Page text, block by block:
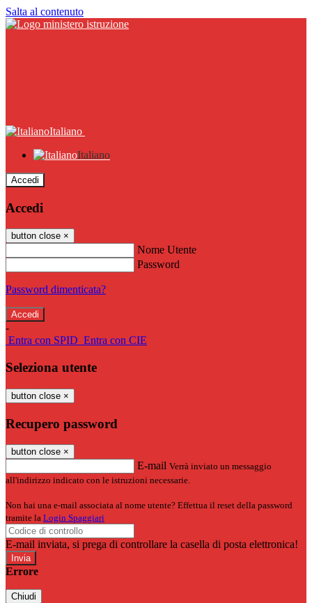
Salta al contenuto
Italiano
Italiano
Accedi
Accedi
button close ×
Nome Utente
Password
Password dimenticata?
-
Entra con SPID Entra con CIE
Seleziona utente
button close ×
Recupero password
button close ×
E-mail Verrà inviato un messaggio
all'indirizzo indicato con le istruzioni necessarie.
Non hai una e-mail associata al nome utente? Effettua il reset della password
tramite la Login Spaggiari
E-mail inviata, si prega di controllare la casella di posta elettronica!
Errore
Chiudi